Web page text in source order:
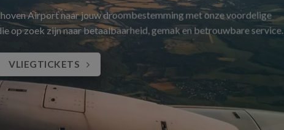
Airport naar jouw droombestemming met onze voordelige
op zoek zijn naar betaalbaarheid, gemak en betrouwbare service.
VLIEGTICKETS